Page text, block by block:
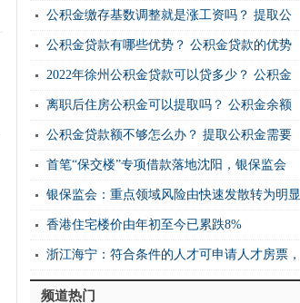
公积金缴存基数调整就是涨工资吗？ 提取公
公积金贷款有哪些优势？ 公积金贷款的优势
2022年徐州公积金贷款可以贷多少？ 公积金
离职后住房公积金可以提取吗？ 公积金余额
公积金贷款额不够怎么办？ 提取公积金需要
首笔“保交楼”专项借款落地沈阳，银保监会
银保监会：重点领域风险由快速发散转为明显
香港住宅楼价由年初至今已累跌8%
浙江海宁：符合条件的人才可申请人才房票，
频道热门